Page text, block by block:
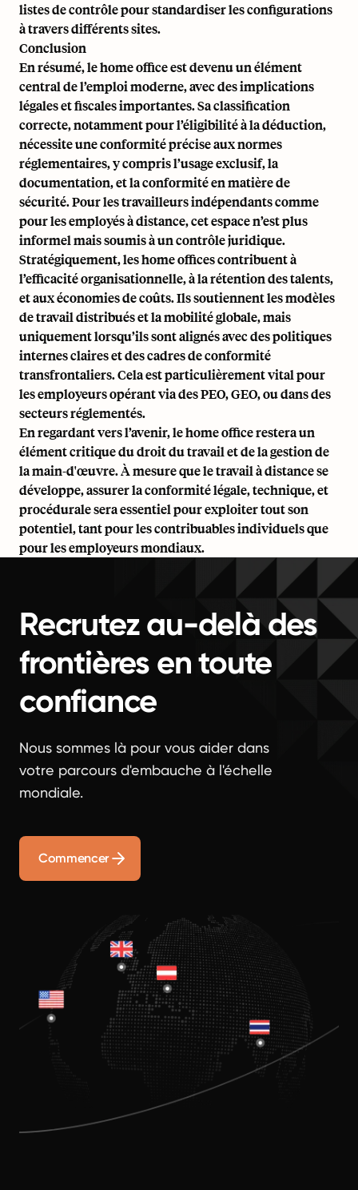
listes de contrôle pour standardiser les configurations
à travers différents sites.
Conclusion
En résumé, le home office est devenu un élément
central de l’emploi moderne, avec des implications
légales et fiscales importantes. Sa classification
correcte, notamment pour l’éligibilité à la déduction,
nécessite une conformité précise aux normes
réglementaires, y compris l’usage exclusif, la
documentation, et la conformité en matière de
sécurité. Pour les travailleurs indépendants comme
pour les employés à distance, cet espace n’est plus
informel mais soumis à un contrôle juridique.
Stratégiquement, les home offices contribuent à
l’efficacité organisationnelle, à larétention des talents,
et aux économies de coûts. Ils soutiennent les modèles
de travail distribués et la mobilité globale, mais
uniquement lorsqu’ils sont alignés avec des politiques
internes claires et des cadres de conformité
transfrontaliers. Cela est particulièrement vital pour
les employeurs opérant via des PEO, GEO, ou dans des
secteurs réglementés.
En regardant vers l’avenir, le home office restera un
élément critique du droit du travail et de la gestion de
la main-d'œuvre. À mesure que le travail à distance se
développe, assurer la conformité légale, technique, et
procédurale sera essentiel pour exploiter tout son
potentiel, tant pour les contribuables individuels que
pour les employeurs mondiaux.
Recrutez au-delà des
frontières en toute
confiance
Nous sommes là pour vous aider dans
votre parcours d'embauche à l'échelle
mondiale.
Commencer